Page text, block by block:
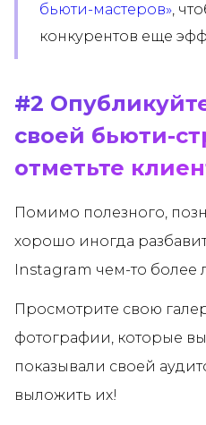
бьюти-мастеров»,
конкурентов еще
#2
своей бьюти-
отметьте
Помимо полезного,
хорошо иногда
Instagram чем-то более
Просмотрите свою
фотографии, которые
показывали своей
выложить их!